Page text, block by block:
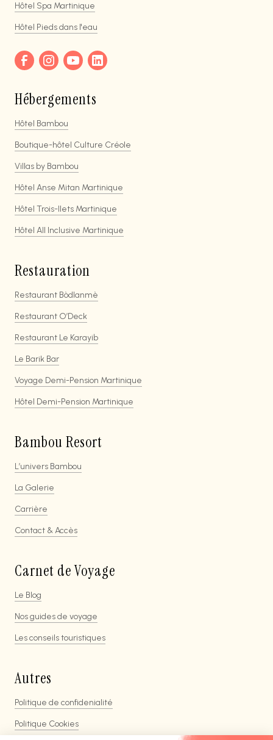
Hôtel Spa Martinique
Hôtel Pieds dans l'eau
Hébergements
Hôtel Bambou
Boutique-hôtel Culture Créole
Villas by Bambou
Hôtel Anse Mitan Martinique
Hôtel Trois-Ilets Martinique
Hôtel All Inclusive Martinique
Restauration
Restaurant Bòdlanmè
Restaurant O’Deck
Restaurant Le Karayib
Le Barik Bar
Voyage Demi-Pension Martinique
Hôtel Demi-Pension Martinique
Bambou Resort
L’univers Bambou
La Galerie
Carrière
Contact & Accès
Carnet de Voyage
Le Blog
Nos guides de voyage
Les conseils touristiques
Autres
Politique de confidenialité
Politique Cookies